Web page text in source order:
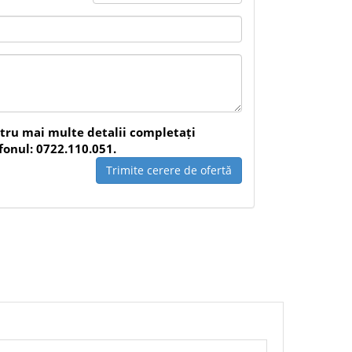
profilate
mai multe detalii completați
0722.110.051.
Trimite cerere de ofertă